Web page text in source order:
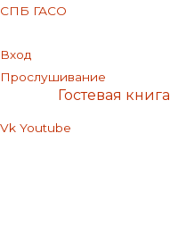
СПБ ГАСО
Вход
Прослушивание
Гостевая книга
Vk Youtube